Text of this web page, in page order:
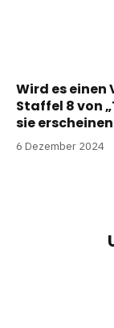
Wird es
Staffel 8 von
sie
6 Dezember 2024